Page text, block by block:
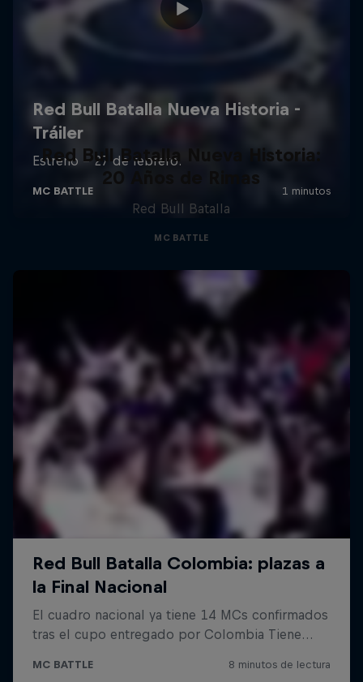
Red Bull Batalla Nueva Historia:
20 Años de Rimas
Red Bull Batalla
MC BATTLE